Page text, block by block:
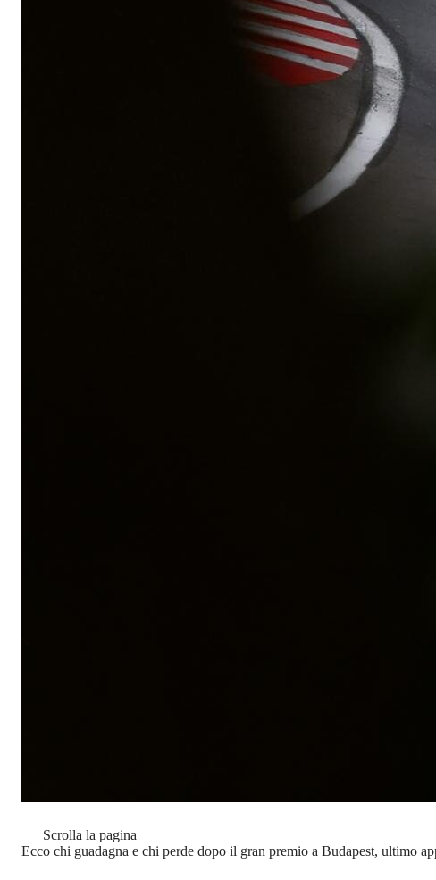
Scrolla la pagina
Ecco chi guadagna e chi perde dopo il gran premio a Budapest, ultimo